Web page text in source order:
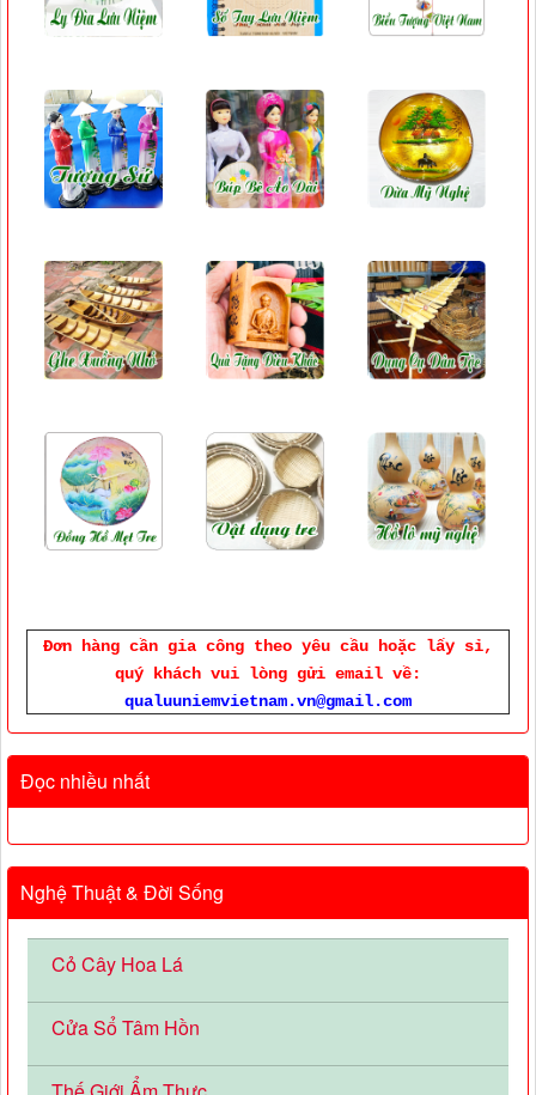
Đơn hàng cần gia công theo yêu cầu hoặc lấy sỉ,
quý khách vui lòng gửi email về:
qualuuniemvietnam.vn@gmail.com
Đọc nhiều nhất
Nghệ Thuật & Đời Sống
Cỏ Cây Hoa Lá
Cửa Sổ Tâm Hồn